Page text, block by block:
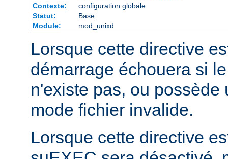
Contexte:
configuration globale
Statut:
Base
Module:
mod_unixd
Lorsque cette directive
démarrage échouera si
n'existe pas, ou possède
mode fichier invalide.
Lorsque cette directive